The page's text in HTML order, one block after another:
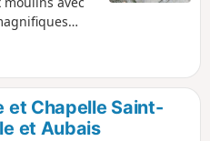
et Chapelle Saint-
et Aubais